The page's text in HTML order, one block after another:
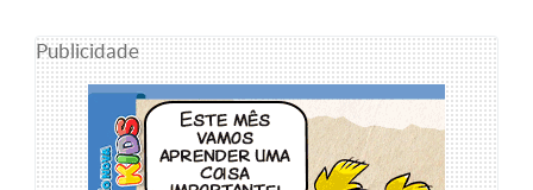
Publicidade